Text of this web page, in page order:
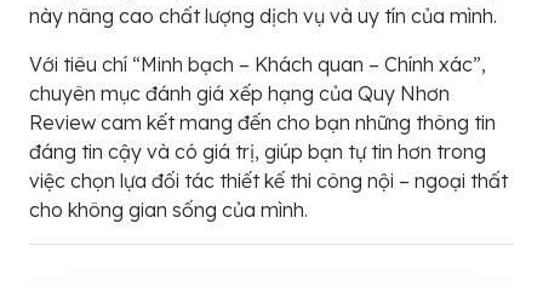
này nâng cao chất lượng dịch vụ và uy tín của mình.
Với tiêu chí “Minh bạch – Khách quan – Chính xác”,
chuyên mục đánh giá xếp hạng của Quy Nhơn
Review cam kết mang đến cho bạn những thông tin
đáng tin cậy và có giá trị, giúp bạn tự tin hơn trong
việc chọn lựa đối tác thiết kế thi công nội – ngoại thất
cho không gian sống của mình.